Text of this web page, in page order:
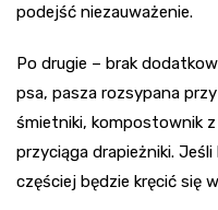
podejść niezauważenie.
Po drugie – brak
psa, pasza rozsypana
śmietniki, kompostownik
przyciąga drapieżniki.
częściej będzie kręcić się